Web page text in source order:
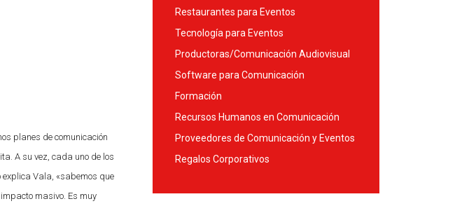
planes de comunicación
A su vez, cada uno de los
Vala, «sabemos que
masivo. Es muy
Restaurantes para Eventos
Tecnología para Eventos
Productoras/Comunicación Audiovisual
Software para Comunicación
Formación
Recursos Humanos en Comunicación
Proveedores de Comunicación y Eventos
Regalos Corporativos